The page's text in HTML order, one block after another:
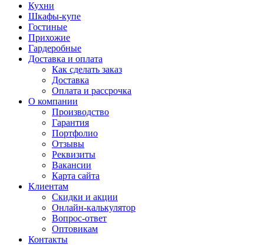
Кухни
Шкафы-купе
Гостиные
Прихожие
Гардеробные
Доставка и оплата
Как сделать заказ
Доставка
Оплата и рассрочка
О компании
Производство
Гарантия
Портфолио
Отзывы
Реквизиты
Вакансии
Карта сайта
Клиентам
Скидки и акции
Онлайн-калькулятор
Вопрос-ответ
Оптовикам
Контакты